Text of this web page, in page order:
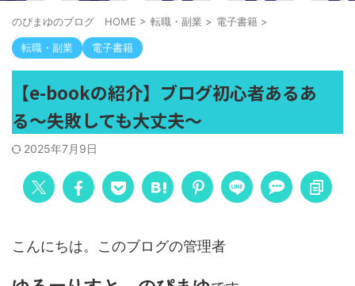
のぴまゆのブログ HOME > 転職・副業 > 電子書籍 >
転職・副業 電子書籍
【e-bookの紹介】ブログ初心者あるあ
る～失敗しても大丈夫～
2025年7月9日
こんにちは。 このブログの管理者